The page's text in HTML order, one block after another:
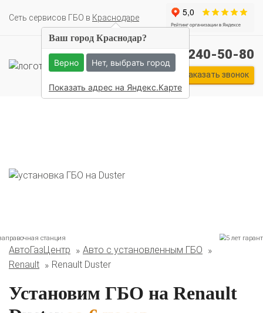
Cеть сервисов ГБО в Краснодаре
Ford Geely HAVAL Hyundai Infiniti
Lexus Mazda Mercedes Mitsubishi Nissan
+7 (861) 240-50-80
Заказать звонок
АвтоГазЦентр
Авто с установленным ГБО
Renault
Renault Duster
Установим ГБО на Renault
Ваш город Краснодар?
Верно Нет, выбрать город
Показать адрес на Яндекс.Карте